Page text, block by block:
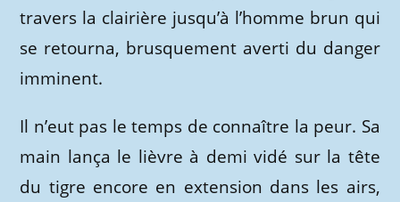
travers la clairière jusqu’à l’homme brun qui
se retourna, brusquement averti du danger
imminent.
Il n’eut pas le temps de connaître la peur. Sa
main lança le lièvre à demi vidé sur la tête
du tigre encore en extension dans les airs,